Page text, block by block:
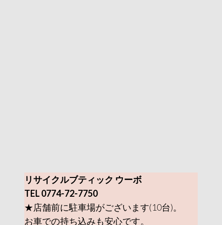
リサイクルブティック ウーボ
TEL 0774-72-7750
★店舗前に駐車場がございます(10台)。
お車での持ち込みも安心です。